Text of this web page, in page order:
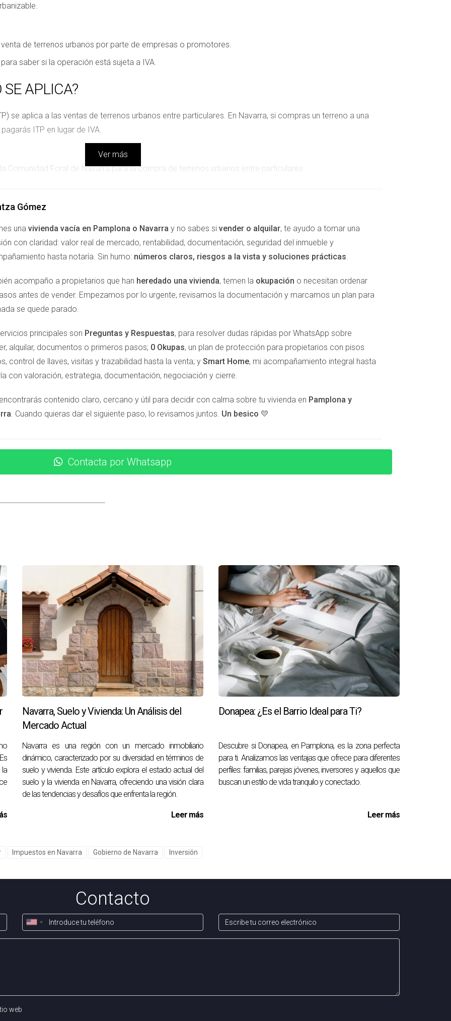
de terrenos urbanos por parte de empresas o promotores.
saber si la operación está sujeta a IVA.
SE APLICA?
se aplica a las ventas de terrenos urbanos entre particulares. En Navarra, si compras un terreno a una
ITP en lugar de IVA.
Comunidad Foral de Navarra para la compra de terrenos urbanos entre particulares.
se paga IVA. Si vende un particular, se paga ITP.
que el ITP (6%), pero depende del tipo de operación.
vez; se aplica uno u otro según la situación.
mejor el coste total de la compra.
una elección fiscal clara: IVA si el vendedor es un profesional o empresa, o ITP si es un particular. Evaluar
calcular el presupuesto real de tu proyecto.
Ver más
Gómez
una vivienda vacía en Pamplona o Navarra y no sabes si vender o alquilar, te ayudo a tomar una
con claridad: valor real de mercado, rentabilidad, documentación, seguridad del inmueble y
hasta notaría. Sin humo: números claros, riesgos a la vista y soluciones prácticas.
acompaño a propietarios que han heredado una vivienda, temen la okupación o necesitan ordenar
antes de vender. Empezamos por lo urgente, revisamos la documentación y marcamos un plan para
se quede parado.
principales son Preguntas y Respuestas, para resolver dudas rápidas por WhatsApp sobre
alquilar, documentos o primeros pasos; 0 Okupas, un plan de protección para propietarios con pisos
control de llaves, visitas y trazabilidad hasta la venta; y Smart Home, mi acompañamiento integral hasta
con valoración, estrategia, documentación, negociación y cierre.
contenido claro, cercano y útil para decidir con calma sobre tu vivienda en Pamplona y
. Cuando quieras dar el siguiente paso, lo revisamos juntos. Un besico 💛
Contacta por Whatsapp
Navarra, Suelo y Vivienda: Un Análisis del
Mercado Actual
Navarra es una región con un mercado inmobiliario
dinámico, caracterizado por su diversidad en términos de
suelo y vivienda. Este artículo explora el estado actual del
suelo y la vivienda en Navarra, ofreciendo una visión clara
de las tendencias y desafíos que enfrenta la región.
Leer más
Donapea: ¿Es el Barrio Ideal para Ti?
Descubre si Donapea, en Pamplona, ​​es la zona perfecta
para ti. Analizamos las ventajas que ofrece para diferentes
perfiles: familias, parejas jóvenes, inversores y aquellos que
buscan un estilo de vida tranquilo y conectado.
Leer más
Impuestos en Navarra Gobierno de Navarra Inversión
Contacto
web